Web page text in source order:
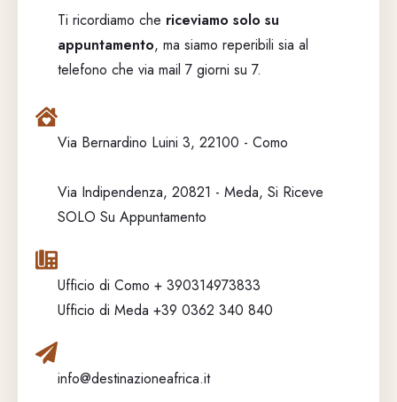
Ti ricordiamo che riceviamo solo su
appuntamento, ma siamo reperibili sia al
telefono che via mail 7 giorni su 7.
Via Bernardino Luini 3, 22100 - Como
Via Indipendenza, 20821 - Meda, Si Riceve
SOLO Su Appuntamento
Ufficio di Como + 390314973833
Ufficio di Meda +39 0362 340 840
info@destinazioneafrica.it